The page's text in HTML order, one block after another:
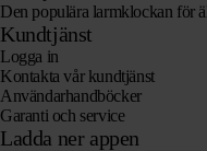
Den populära larmklockan för
Kundtjänst
Logga in
Kontakta vår kundtjänst
Användarhandböcker
Garanti och service
Ladda ner appen